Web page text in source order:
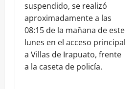
suspendido, se realizó
aproximadamente a las
08:15 de la mañana de este
lunes en el acceso principal
a Villas de Irapuato, frente
a la caseta de policía.